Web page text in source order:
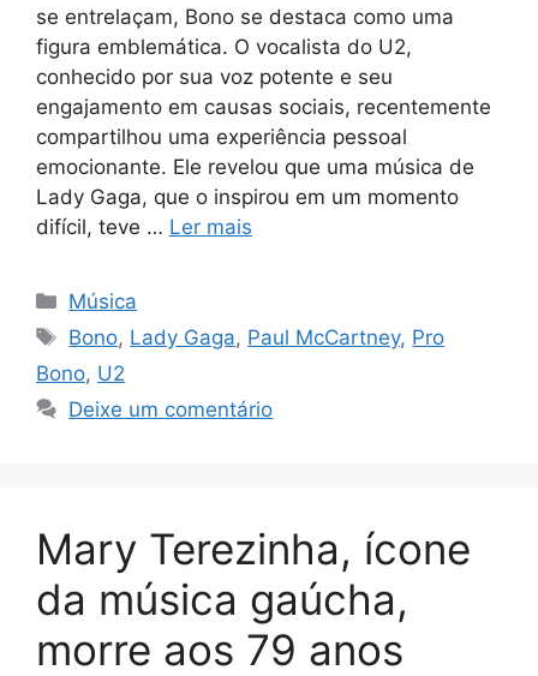
se entrelaçam, Bono se destaca como uma
figura emblemática. O vocalista do U2,
conhecido por sua voz potente e seu
engajamento em causas sociais, recentemente
compartilhou uma experiência pessoal
emocionante. Ele revelou que uma música de
Lady Gaga, que o inspirou em um momento
difícil, teve … Ler mais
Categorias
Música
Tags
Bono, Lady Gaga, Paul McCartney, Pro
Bono, U2
Deixe um comentário
Mary Terezinha, ícone
da música gaúcha,
morre aos 79 anos